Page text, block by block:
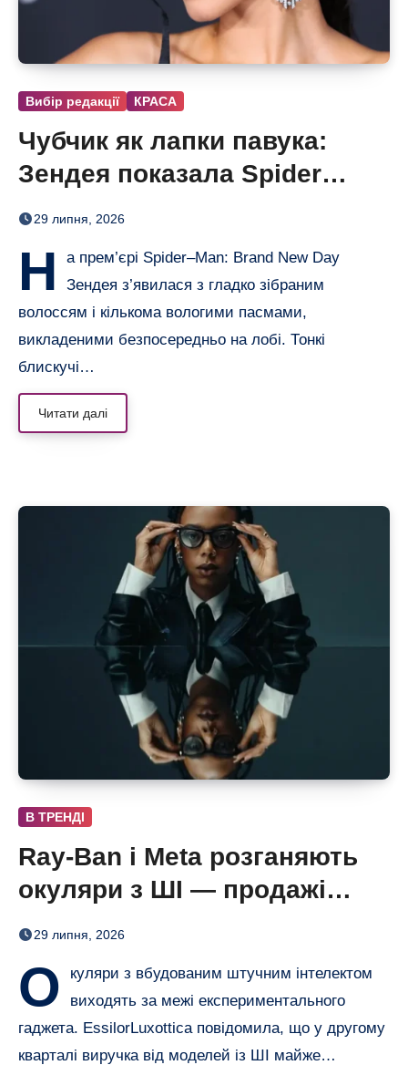
Вибір редакції КРАСА
Чубчик як лапки павука:
Зендея показала Spider
Bangs
29 липня, 2026
Н
а прем’єрі Spider–Man: Brand New Day
Зендея з’явилася з гладко зібраним
волоссям і кількома вологими пасмами,
викладеними безпосередньо на лобі. Тонкі
блискучі…
Читати далі
В ТРЕНДІ
Ray-Ban і Meta розганяють
окуляри з ШІ — продажі
майже подвоїлися
29 липня, 2026
О
куляри з вбудованим штучним інтелектом
виходять за межі експериментального
гаджета. EssilorLuxottica повідомила, що у другому
кварталі виручка від моделей із ШІ майже…